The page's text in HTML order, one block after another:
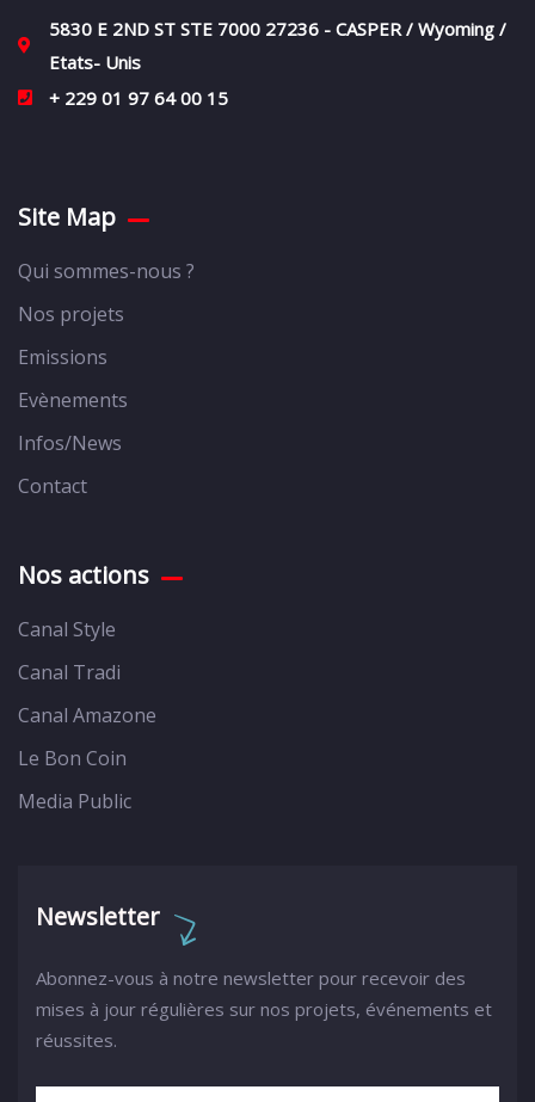
5830 E 2ND ST STE 7000 27236 - CASPER / Wyoming /
Etats- Unis
+ 229 01 97 64 00 15
Site Map
Qui sommes-nous ?
Nos projets
Emissions
Evènements
Infos/News
Contact
Nos actions
Canal Style
Canal Tradi
Canal Amazone
Le Bon Coin
Media Public
Newsletter
Abonnez-vous à notre newsletter pour recevoir des
mises à jour régulières sur nos projets, événements et
réussites.